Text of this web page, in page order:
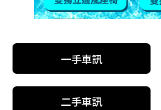
一手車訊
二手車訊